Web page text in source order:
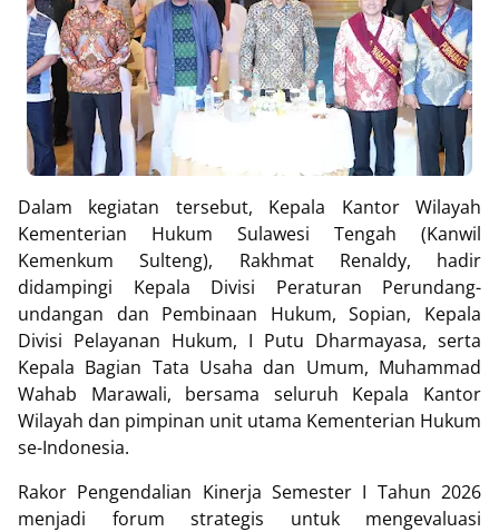
Dalam kegiatan tersebut, Kepala Kantor Wilayah
Kementerian Hukum Sulawesi Tengah (Kanwil
Kemenkum Sulteng), Rakhmat Renaldy, hadir
didampingi Kepala Divisi Peraturan Perundang-
undangan dan Pembinaan Hukum, Sopian, Kepala
Divisi Pelayanan Hukum, I Putu Dharmayasa, serta
Kepala Bagian Tata Usaha dan Umum, Muhammad
Wahab Marawali, bersama seluruh Kepala Kantor
Wilayah dan pimpinan unit utama Kementerian Hukum
se-Indonesia.
Rakor Pengendalian Kinerja Semester I Tahun 2026
menjadi forum strategis untuk mengevaluasi